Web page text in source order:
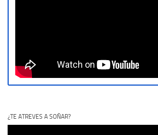
¿TE ATREVES A SOÑAR?